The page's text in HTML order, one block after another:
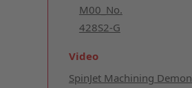
M00_No.
428S2-G
Video
SpinJet Machining